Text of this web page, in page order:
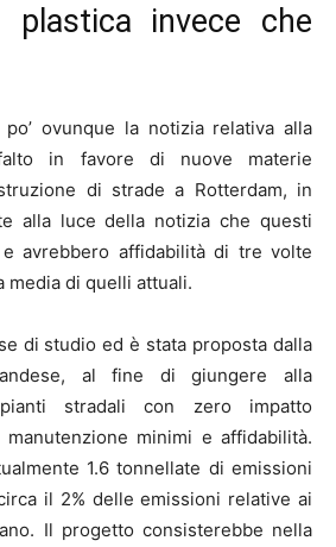
invece che
ovunque la notizia relativa alla
in favore di nuove materie
di strade a Rotterdam, in
alla luce della notizia che questi
avrebbero affidabilità di tre volte
media di quelli attuali.
di studio ed è stata proposta dalla
al fine di giungere alla
stradali con zero impatto
minimi e affidabilità.
1.6 tonnellate di emissioni
il 2% delle emissioni relative ai
Il progetto consisterebbe nella